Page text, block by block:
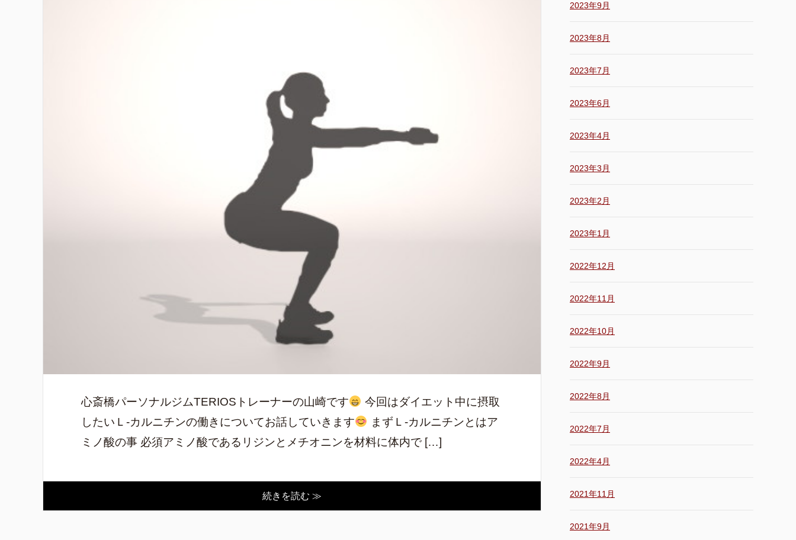
心斎橋パーソナルジムTERIOSトレーナーの山崎です
今回はダイエット中に摂取
したいＬ-カルニチンの働きについてお話していきます
まずＬ-カルニチンとはア
ミノ酸の事 必須アミノ酸であるリジンとメチオニンを材料に体内で […]
続きを読む ≫
2023年9月
2023年8月
2023年7月
2023年6月
2023年4月
2023年3月
2023年2月
2023年1月
2022年12月
2022年11月
2022年10月
2022年9月
2022年8月
2022年7月
2022年4月
2021年11月
2021年9月